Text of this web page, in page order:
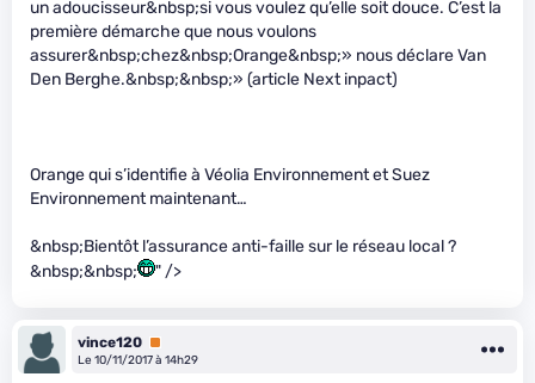
un adoucisseur&nbsp;si vous voulez qu’elle soit douce. C’est la
première démarche que nous voulons
assurer&nbsp;chez&nbsp;Orange&nbsp;» nous déclare Van
Den Berghe.&nbsp;&nbsp;» (article Next inpact)
Orange qui s’identifie à Véolia Environnement et Suez
Environnement maintenant…
&nbsp;Bientôt l’assurance anti-faille sur le réseau local ?
&nbsp;&nbsp;
" />
vince120 Premium
Le 10/11/2017 à 14h29